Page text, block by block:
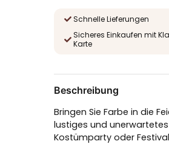
Schnelle Lieferungen
Sicheres Einkaufen mit
Karte
Beschreibung
Bringen Sie Farbe in die
lustiges und
Kostümparty oder